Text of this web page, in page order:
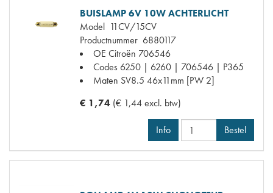
BUISLAMP 6V 10W ACHTERLICHT
Model 11CV/15CV
Productnummer 6880117
OE Citroën 706546
Codes 6250 | 6260 | 706546 | P365
Maten SV8.5 46x11mm [PW 2]
€ 1,74 (€ 1,44 excl. btw)
Info Bestel